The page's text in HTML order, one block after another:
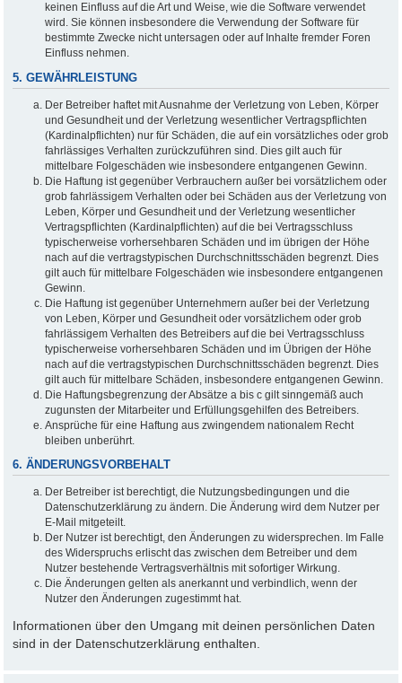
keinen Einfluss auf die Art und Weise, wie die Software verwendet
wird. Sie können insbesondere die Verwendung der Software für
bestimmte Zwecke nicht untersagen oder auf Inhalte fremder Foren
Einfluss nehmen.
5. GEWÄHRLEISTUNG
Der Betreiber haftet mit Ausnahme der Verletzung von Leben, Körper
und Gesundheit und der Verletzung wesentlicher Vertragspflichten
(Kardinalpflichten) nur für Schäden, die auf ein vorsätzliches oder grob
fahrlässiges Verhalten zurückzuführen sind. Dies gilt auch für
mittelbare Folgeschäden wie insbesondere entgangenen Gewinn.
Die Haftung ist gegenüber Verbrauchern außer bei vorsätzlichem oder
grob fahrlässigem Verhalten oder bei Schäden aus der Verletzung von
Leben, Körper und Gesundheit und der Verletzung wesentlicher
Vertragspflichten (Kardinalpflichten) auf die bei Vertragsschluss
typischerweise vorhersehbaren Schäden und im übrigen der Höhe
nach auf die vertragstypischen Durchschnittsschäden begrenzt. Dies
gilt auch für mittelbare Folgeschäden wie insbesondere entgangenen
Gewinn.
Die Haftung ist gegenüber Unternehmern außer bei der Verletzung
von Leben, Körper und Gesundheit oder vorsätzlichem oder grob
fahrlässigem Verhalten des Betreibers auf die bei Vertragsschluss
typischerweise vorhersehbaren Schäden und im Übrigen der Höhe
nach auf die vertragstypischen Durchschnittsschäden begrenzt. Dies
gilt auch für mittelbare Schäden, insbesondere entgangenen Gewinn.
Die Haftungsbegrenzung der Absätze a bis c gilt sinngemäß auch
zugunsten der Mitarbeiter und Erfüllungsgehilfen des Betreibers.
Ansprüche für eine Haftung aus zwingendem nationalem Recht
bleiben unberührt.
6. ÄNDERUNGSVORBEHALT
Der Betreiber ist berechtigt, die Nutzungsbedingungen und die
Datenschutzerklärung zu ändern. Die Änderung wird dem Nutzer per
E-Mail mitgeteilt.
Der Nutzer ist berechtigt, den Änderungen zu widersprechen. Im Falle
des Widerspruchs erlischt das zwischen dem Betreiber und dem
Nutzer bestehende Vertragsverhältnis mit sofortiger Wirkung.
Die Änderungen gelten als anerkannt und verbindlich, wenn der
Nutzer den Änderungen zugestimmt hat.
Informationen über den Umgang mit deinen persönlichen Daten
sind in der Datenschutzerklärung enthalten.